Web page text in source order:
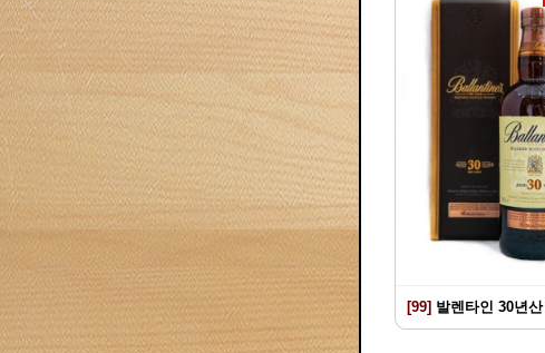
[99] 발렌타인 30년산